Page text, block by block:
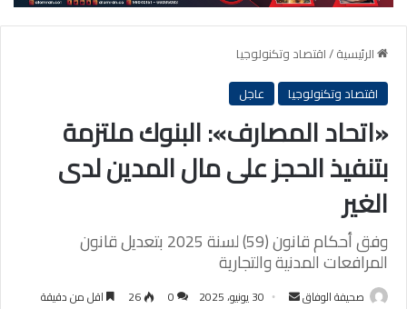
الرئيسية/اقتصاد وتكنولوجيا
اقتصاد وتكنولوجيا
عاجل
«اتحاد المصارف»: البنوك ملتزمة
بتنفيذ الحجز على مال المدين لدى
الغير
وفق أحكام قانون (59) لسنة 2025 بتعديل قانون
المرافعات المدنية والتجارية
صحيفة الوفاق
أرسل 30 يونيو، 2025 0
26 اقل من دقيقة